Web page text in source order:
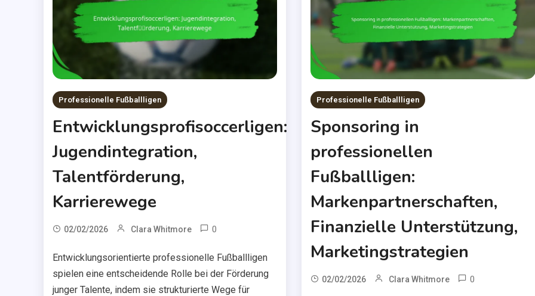
Professionelle Fußballligen
Entwicklungsprofisoccerligen:
Jugendintegration,
Talentförderung,
Karrierewege
02/02/2026 Clara Whitmore 0
Entwicklungsorientierte professionelle Fußballligen
spielen eine entscheidende Rolle bei der Förderung
junger Talente, indem sie strukturierte Wege für
Professionelle Fußballligen
Sponsoring in
professionellen
Fußballligen:
Markenpartnerschaften,
Finanzielle Unterstützung,
Marketingstrategien
02/02/2026 Clara Whitmore 0